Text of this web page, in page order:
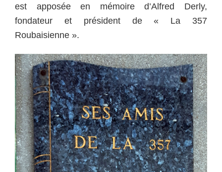
est apposée en mémoire d’Alfred Derly,
fondateur et président de « La 357
Roubaisienne ».